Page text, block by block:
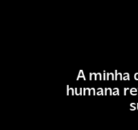
A minha
humana